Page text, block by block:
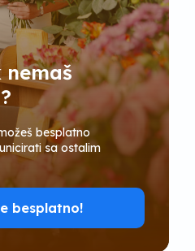
besplatno
sa ostalim
besplatno!